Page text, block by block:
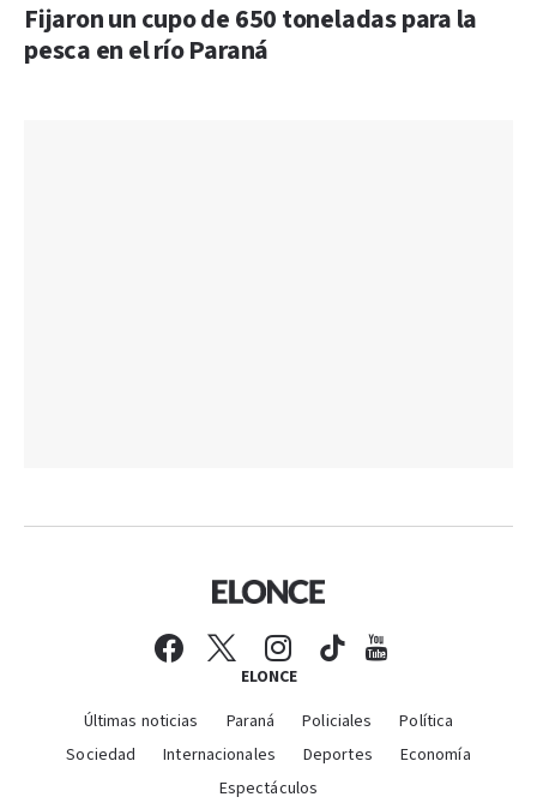
Fijaron un cupo de 650 toneladas para la
pesca en el río Paraná
ELONCE
Últimas noticias Paraná Policiales
Política
Sociedad
Internacionales Deportes
Economía
Espectáculos